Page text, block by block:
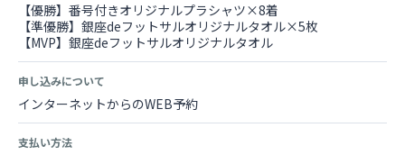
【優勝】番号付きオリジナルプラシャツ×8着
【準優勝】銀座deフットサルオリジナルタオル×5枚
【MVP】銀座deフットサルオリジナルタオル
申し込みについて
インターネットからのWEB予約
支払い方法